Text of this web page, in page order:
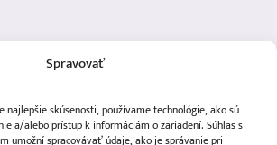
Spravovať
skúsenosti, používame technológie, ako sú
a/alebo prístup k informáciám o zariadení. Súhlas s
umožní spracovávať údaje, ako je správanie pri